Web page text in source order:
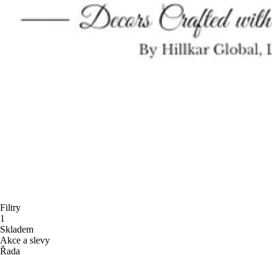
Filtry
1
Skladem
Akce a slevy
Řada